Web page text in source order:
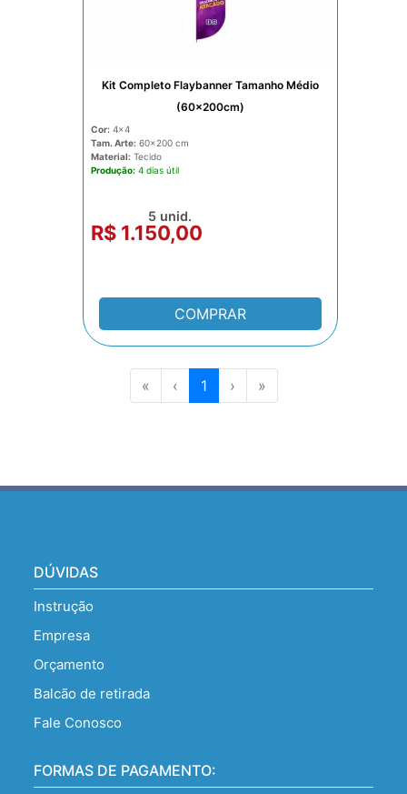
Kit Completo Flaybanner Tamanho Médio
(60x200cm)
Cor: 4x4
Tam. Arte: 60x200
Material: Tecido
Produção: 4 dias
R$ 1.150,00
5 unid.
COMPRAR
« ‹ 1 › »
DÚVIDAS
Instrução
Empresa
Orçamento
Balcão de retirada
Fale Conosco
FORMAS DE PAGAMENTO: